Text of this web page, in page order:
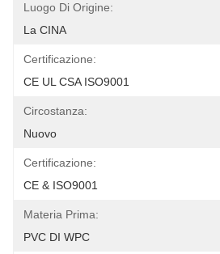
Luogo Di Origine:
La CINA
Certificazione:
CE UL CSA ISO9001
Circostanza:
Nuovo
Certificazione:
CE & ISO9001
Materia Prima:
PVC DI WPC